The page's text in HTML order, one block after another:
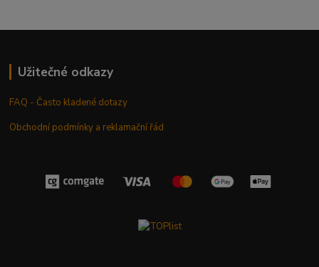
Užitečné odkazy
FAQ - Často kladené dotazy
Obchodní podmínky a reklamační řád